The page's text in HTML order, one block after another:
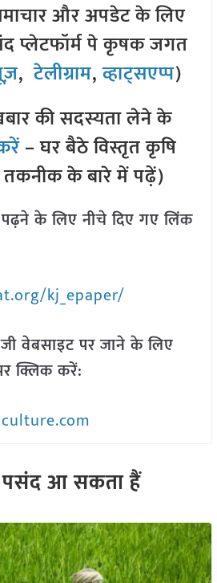
और अपडेट के लिए
प्लेटफॉर्म पे कृषक जगत
,टेलीग्राम,व्हाट्सएप्प)
की सदस्यता लेने के
– घर बैठे विस्तृत कृषि
तकनीक के बारे में पढ़ें)
के लिए नीचे दिए गए लिंक
kj_epaper/
वेबसाइट पर जाने के लिए
क्लिक करें:
आ सकता हैं